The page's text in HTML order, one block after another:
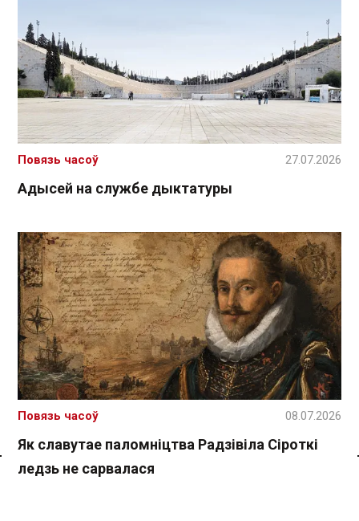
Спасылка без VPN
Адысей на службе дыктатуры
Повязь часоў 27.07.2026
Як славутае паломніцтва Радзівіла Сіроткі
ледзь не сарвалася
Повязь часоў 08.07.2026